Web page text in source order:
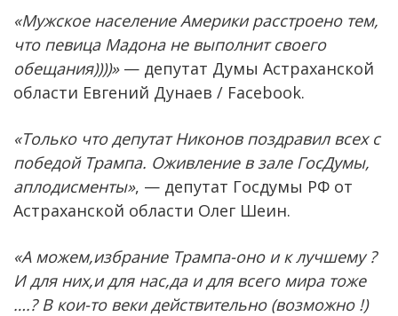
«Мужское население Америки расстроено тем,
что певица Мадона не выполнит своего
обещания))))»— депутат Думы Астраханской
области Евгений Дунаев / Facebook.
«Только что депутат Никонов поздравил всех с
победой Трампа. Оживление в зале ГосДумы,
аплодисменты», — депутат Госдумы РФ от
Астраханской области Олег Шеин.
«А можем,избрание Трампа-оно и к лучшему ?
И для них,и для нас,да и для всего мира тоже
….? В кои-то веки действительно (возможно !)